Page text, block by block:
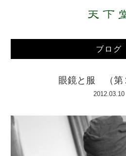
ブログ
眼鏡と服 （第
2012.03.10